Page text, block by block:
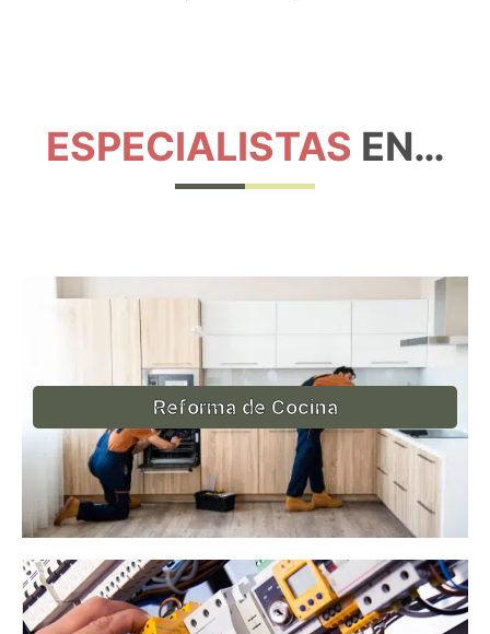
ESPECIALISTAS EN…
Reforma de Cocina